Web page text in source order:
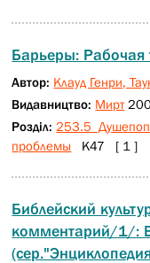
Барьеры: Рабочая
Автор: Клауд Генри,
Видавництво: Мирт
Розділ: 253.5
проблемы К47 [ 1 ]
Библейский
комментарий/1/: В